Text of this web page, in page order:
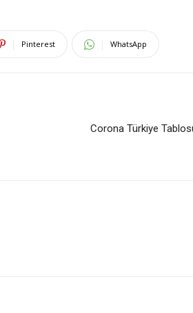
Pinterest WhatsApp
Corona Türkiye